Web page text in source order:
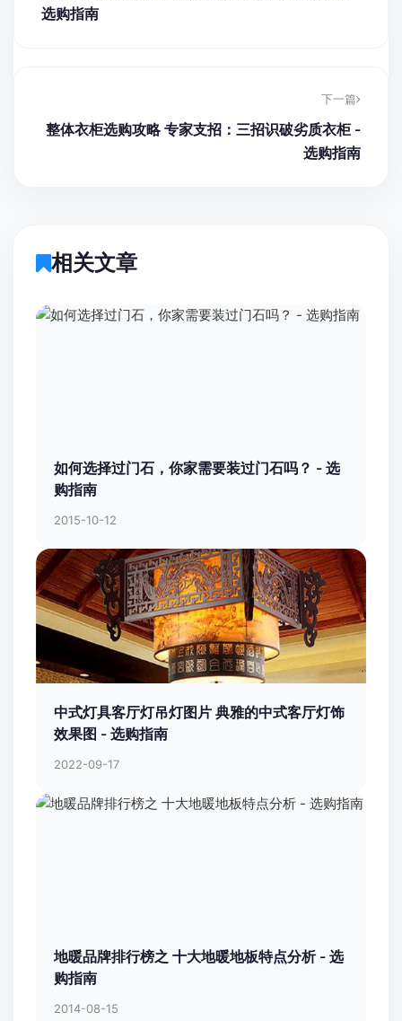
选购指南
下一篇
整体衣柜选购攻略 专家支招：三招识破劣质衣柜 -
选购指南
相关文章
如何选择过门石，你家需要装过门石吗？ - 选
购指南
2015-10-12
中式灯具客厅灯吊灯图片 典雅的中式客厅灯饰
效果图 - 选购指南
2022-09-17
地暖品牌排行榜之 十大地暖地板特点分析 - 选
购指南
2014-08-15